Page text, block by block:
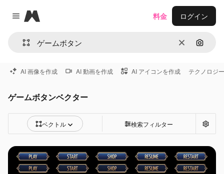
Close menu
Magnific
消去 画像で
料金 ログイン
AI 画像を作成 AI 動画を作成 AI アイコンを作成 テクノロジー
ゲームボタンベクター
ベクトル 検索フィルター